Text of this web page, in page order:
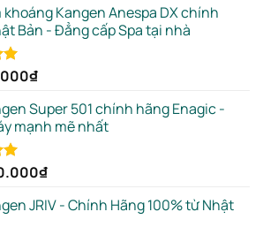
khoáng Kangen Anespa DX chính
Bản - Đẳng cấp Spa tại nhà
₫
Super 501 chính hãng Enagic -
mạnh mẽ nhất
₫
JRIV - Chính Hãng 100% từ Nhật